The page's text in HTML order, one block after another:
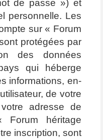
de passe ») et
personnelle. Les
sur « Forum
protégées par
des données
qui héberge
informations, en-
de votre
adresse de
Forum héritage
inscription, sont